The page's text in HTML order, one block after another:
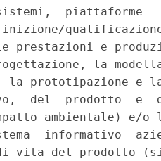
piattaforme
prestazioni e
la
la prototipazione e
del  prodotto  e
ambientale) e/
informativo
del prodotto